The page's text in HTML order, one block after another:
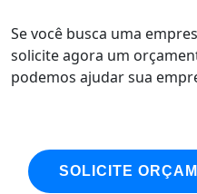
Se você busca uma
solicite agora um
podemos ajudar sua
SOLICITE